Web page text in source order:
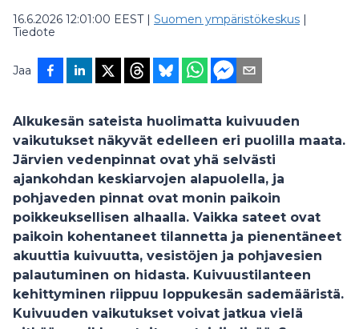
16.6.2026 12:01:00 EEST| Suomen ympäristökeskus |
Tiedote
Jaa
Alkukesän sateista huolimatta kuivuuden
vaikutukset näkyvät edelleen eri puolilla maata.
Järvien vedenpinnat ovat yhä selvästi
ajankohdan keskiarvojen alapuolella, ja
pohjaveden pinnat ovat monin paikoin
poikkeuksellisen alhaalla. Vaikka sateet ovat
paikoin kohentaneet tilannetta ja pienentäneet
akuuttia kuivuutta, vesistöjen ja pohjavesien
palautuminen on hidasta. Kuivuustilanteen
kehittyminen riippuu loppukesän sademääristä.
Kuivuuden vaikutukset voivat jatkua vielä